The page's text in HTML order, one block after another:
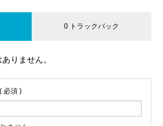
0 トラックバック
りません。
( 必須 )